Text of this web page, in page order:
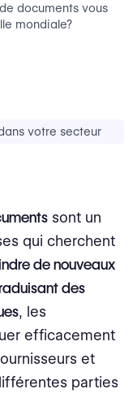
documents vous
mondiale?
votre secteur
sont un
qui cherchent
de nouveaux
des
, les
efficacement
et
parties